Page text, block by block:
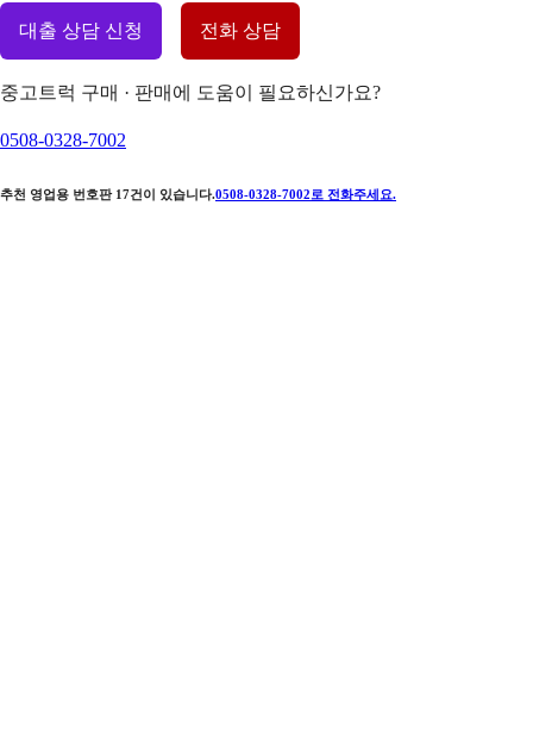
대출 상담 신청 전화 상담
중고트럭 구매 · 판매에 도움이 필요하신가요?
0508-0328-7002
추천 영업용 번호판 17건이 있습니다.0508-0328-7002 로 전화주세요.